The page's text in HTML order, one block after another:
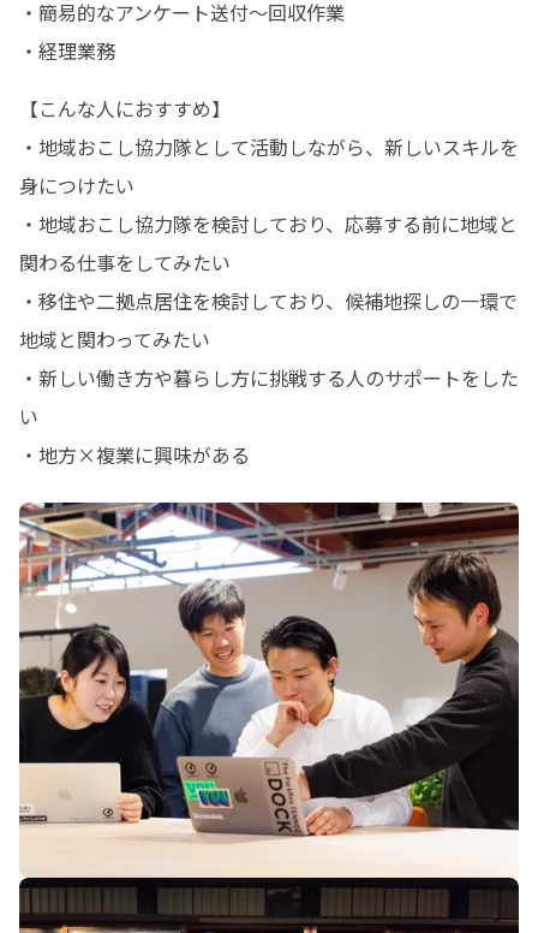
・簡易的なアンケート送付〜回収作業
・経理業務
【こんな人におすすめ】
・地域おこし協力隊として活動しながら、新しいスキルを
身につけたい
・地域おこし協力隊を検討しており、応募する前に地域と
関わる仕事をしてみたい
・移住や二拠点居住を検討しており、候補地探しの一環で
地域と関わってみたい
・新しい働き方や暮らし方に挑戦する人のサポートをした
い
・地方×複業に興味がある